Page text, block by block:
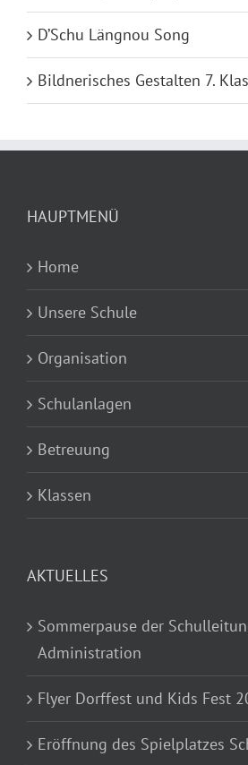
D’Schu Längnou Song
Bildnerisches Gestalten 7.
HAUPTMENÜ
Home
Unsere Schule
Organisation
Schulanlagen
Betreuung
Klassen
AKTUELLES
Sommerpause der
Administration
Flyer Dorffest und Kids Fest
Eröffnung des Spielplatzes